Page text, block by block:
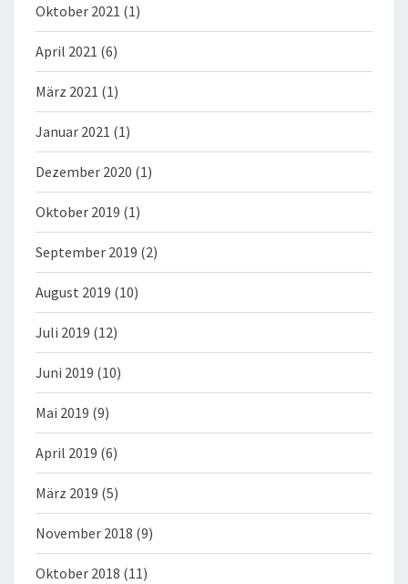
Oktober 2021 (1)
April 2021 (6)
März 2021 (1)
Januar 2021 (1)
Dezember 2020 (1)
Oktober 2019 (1)
September 2019 (2)
August 2019 (10)
Juli 2019 (12)
Juni 2019 (10)
Mai 2019 (9)
April 2019 (6)
März 2019 (5)
November 2018 (9)
Oktober 2018 (11)